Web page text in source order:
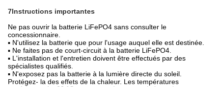
7Instructions importantes
Ne pas ouvrir la batterie LiFePO4 sans consulter le
concessionnaire.
▪ N'utilisez la batterie que pour l'usage auquel elle est destinée.
▪ Ne faites pas de court-circuit à la batterie LiFePO4.
▪ L'installation et l'entretien doivent être effectués par des
spécialistes qualifiés.
▪ N'exposez pas la batterie à la lumière directe du soleil.
Protégez- la des effets de la chaleur. Les températures